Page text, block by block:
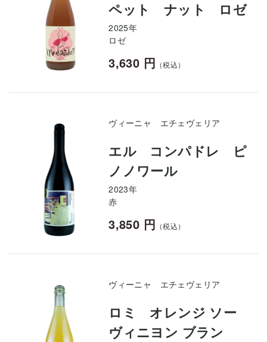
ペット ナット ロゼ
2025年
ロゼ
3,630 円 （税込）
ヴィーニャ エチェヴェリア
エル コンパドレ ピ
ノノワール
2023年
赤
3,850 円 （税込）
ヴィーニャ エチェヴェリア
ロミ オレンジ ソー
ヴィニヨン ブラン